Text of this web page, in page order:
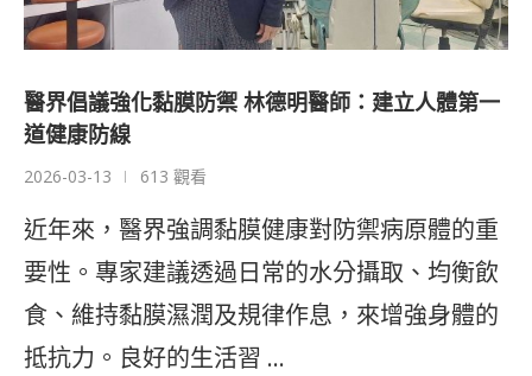
醫界倡議強化黏膜防禦 林德明醫師：建立人體第一
道健康防線
2026-03-13 613 觀看
近年來，醫界強調黏膜健康對防禦病原體的重
要性。專家建議透過日常的水分攝取、均衡飲
食、維持黏膜濕潤及規律作息，來增強身體的
抵抗力。良好的生活習 …